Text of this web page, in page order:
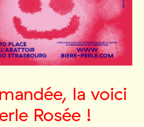
la voici
Rosée !